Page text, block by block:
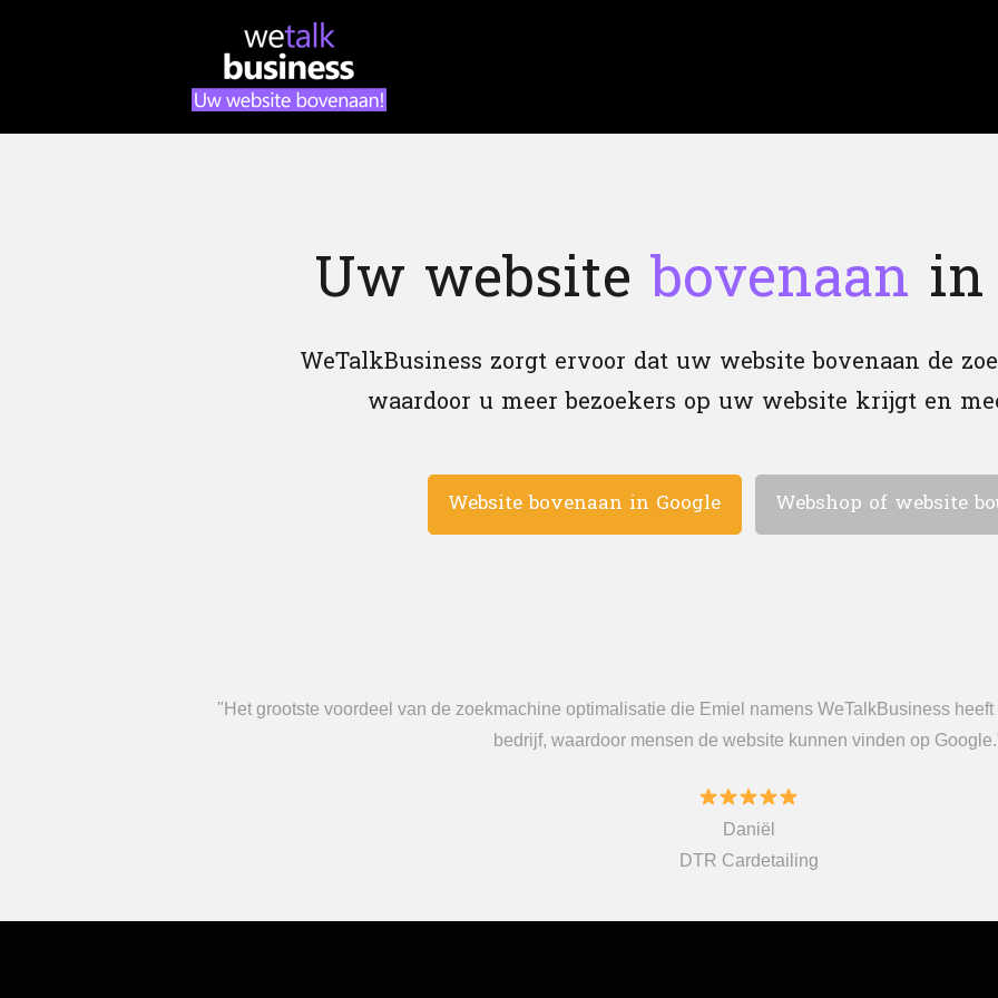
Uw website bovenaan in
WeTalkBusiness zorgt ervoor dat uw website bovenaan de
waardoor u meer bezoekers op uw website krijgt en
Website bovenaan in Google Webshop of website
"Het grootste voordeel van de zoekmachine optimalisatie die Emiel namens WeTalkBusiness
bedrijf, waardoor mensen de website kunnen vinden op
Daniël
DTR Cardetailing